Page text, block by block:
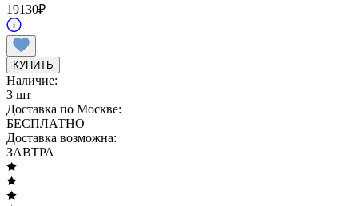
19130₽
КУПИТЬ
Наличие:
3 шт
Доставка по Москве:
БЕСПЛАТНО
Доставка возможна:
ЗАВТРА